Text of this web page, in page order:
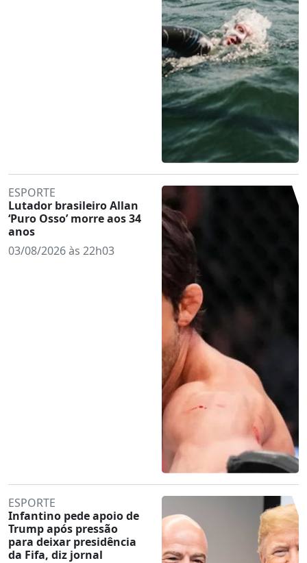
ESPORTE
Lutador brasileiro Allan
‘Puro Osso’ morre aos 34
anos
03/08/2026 às 22h03
ESPORTE
Infantino pede apoio de
Trump após pressão
para deixar presidência
da Fifa, diz jornal